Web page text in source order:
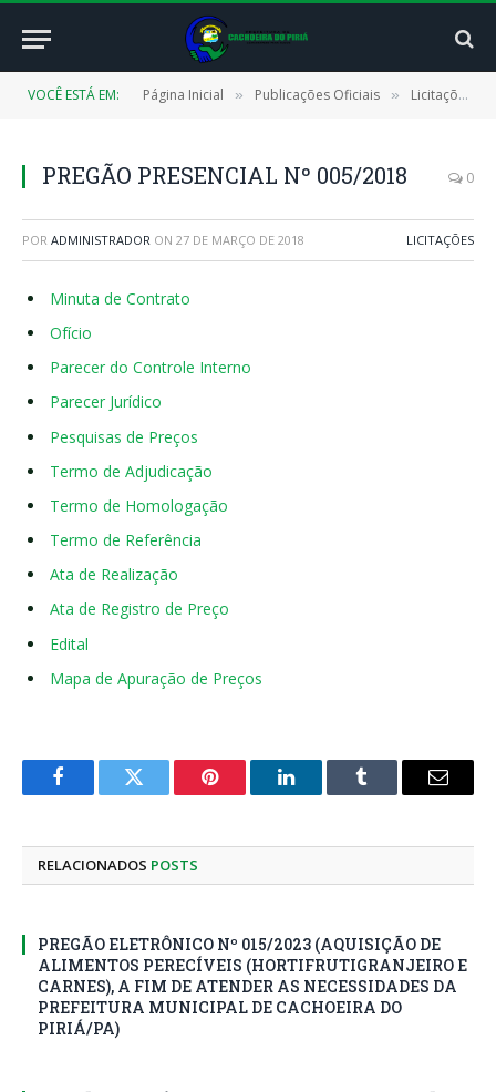
VOCÊ ESTÁ EM: Página Inicial » Publicações Oficiais » Licitações
PREGÃO PRESENCIAL Nº 005/2018 0
POR ADMINISTRADOR ON 27 DE MARÇO DE 2018 LICITAÇÕES
Minuta de Contrato
Ofício
Parecer do Controle Interno
Parecer Jurídico
Pesquisas de Preços
Termo de Adjudicação
Termo de Homologação
Termo de Referência
Ata de Realização
Ata de Registro de Preço
Edital
Mapa de Apuração de Preços
FacebookTwitter Pinterest LinkedInTumblr
E-
RELACIONADOS POSTS
PREGÃO ELETRÔNICO Nº 015/2023 (AQUISIÇÃO DE
ALIMENTOS PERECÍVEIS (HORTIFRUTIGRANJEIRO E
CARNES), A FIM DE ATENDER AS NECESSIDADES DA
PREFEITURA MUNICIPAL DE CACHOEIRA DO
PIRIÁ/PA)